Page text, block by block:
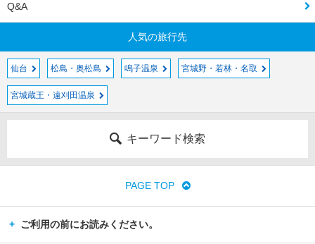
Q&A
人気の旅行先
仙台 松島・奥松島 鳴子温泉 宮城野・若林・名取
宮城蔵王・遠刈田温泉
キーワード検索
PAGE TOP
ご利用の前にお読みください。